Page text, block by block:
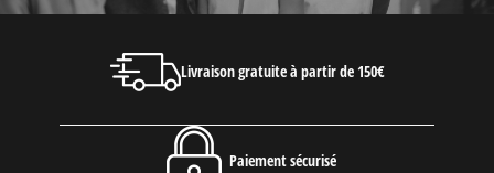
Livraison gratuite à partir de 150€
Paiement sécurisé